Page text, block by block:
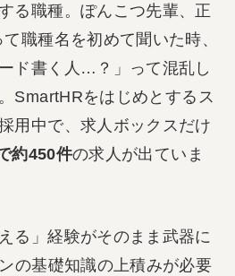
る職種。ぽんこつ先輩、正
職種名を初めて聞いた時、
ド書く人…？」って混乱し
SmartHRをはじめとするス
用中で、求人ボックスだけ
約450件の求人が出ていま
る」経験がそのまま武器に
の基礎知識の上積みが必要